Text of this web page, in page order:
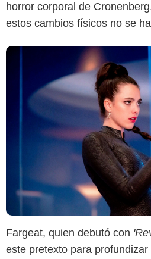
horror corporal de
estos cambios físicos no se
Fargeat, quien debutó con
este pretexto para